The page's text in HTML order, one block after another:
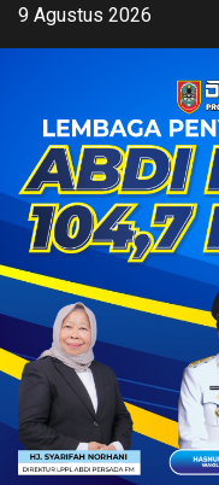
Skip9 Agustus 2026